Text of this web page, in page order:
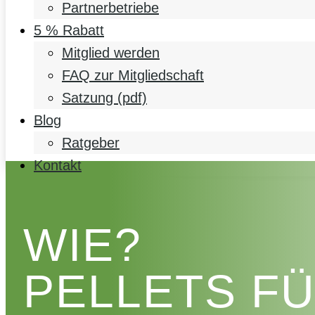
Partnerbetriebe
5 % Rabatt
Mitglied werden
FAQ zur Mitgliedschaft
Satzung (pdf)
Blog
Ratgeber
Kontakt
WIE?
PELLETS